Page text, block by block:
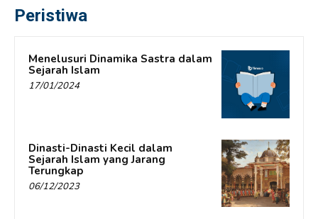
Peristiwa
Menelusuri Dinamika Sastra dalam
Sejarah Islam
17/01/2024
Dinasti-Dinasti Kecil dalam
Sejarah Islam yang Jarang
Terungkap
06/12/2023